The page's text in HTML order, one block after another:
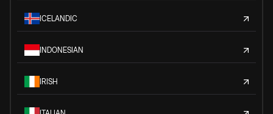
ICELANDIC
INDONESIAN
IRISH